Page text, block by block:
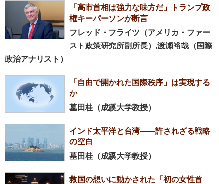
「高市首相は強力な味方だ」トランプ政
権キーパーソンが断言
フレッド・フライツ（アメリカ・ファー
スト政策研究所副所長）,渡瀬裕哉（国際
政治アナリスト）
「自由で開かれた国際秩序」は実現する
か
墓田桂（成蹊大学教授）
インド太平洋と台湾――許されざる戦略
の空白
墓田桂（成蹊大学教授）
救国の想いに動かされた「初の女性首